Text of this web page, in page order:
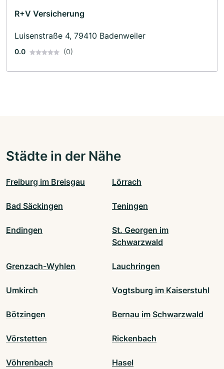
R+V Versicherung
Luisenstraße 4, 79410 Badenweiler
0.0 (0)
Städte in der Nähe
Freiburg im Breisgau Lörrach
Bad Säckingen Teningen
Endingen
St. Georgen im
Schwarzwald
Grenzach-Wyhlen Lauchringen
Umkirch Vogtsburg im Kaiserstuhl
Bötzingen Bernau im Schwarzwald
Vörstetten Rickenbach
Vöhrenbach Hasel